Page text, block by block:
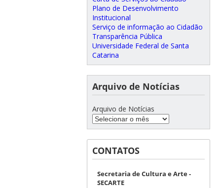
Plano de Desenvolvimento
Institucional
Serviço de informação ao Cidadão
Transparência Pública
Universidade Federal de Santa
Catarina
Arquivo de Notícias
Arquivo de Notícias
CONTATOS
Secretaria de Cultura e Arte -
SECARTE